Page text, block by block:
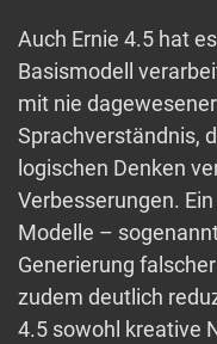
Auch Ernie 4.5 hat
Basismodell
mit nie
Sprachverständnis,
logischen Denken
Verbesserungen.
Modelle –
Generierung
zudem deutlich
4.5 sowohl kreative